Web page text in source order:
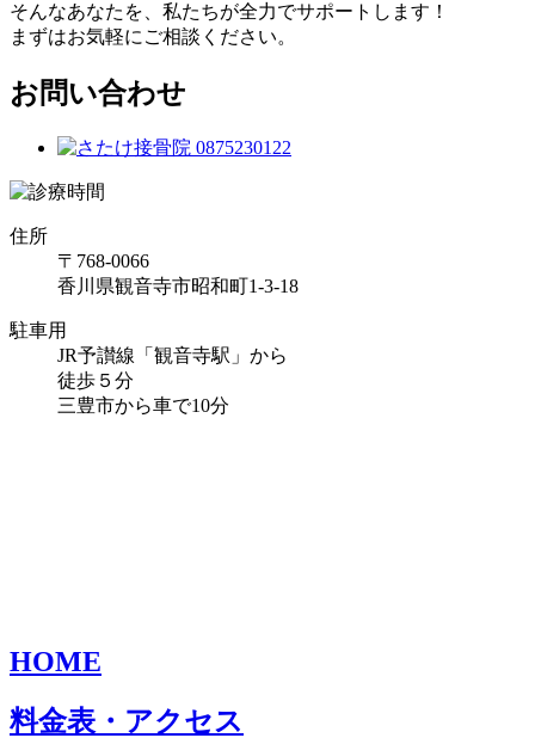
そんなあなたを、私たちが全力でサポートします！
まずはお気軽にご相談ください。
お問い合わせ
住所
〒768-0066
香川県観音寺市昭和町1-3-18
駐車用
JR予讃線「観音寺駅」から
徒歩５分
三豊市から車で10分
HOME
料金表・アクセス